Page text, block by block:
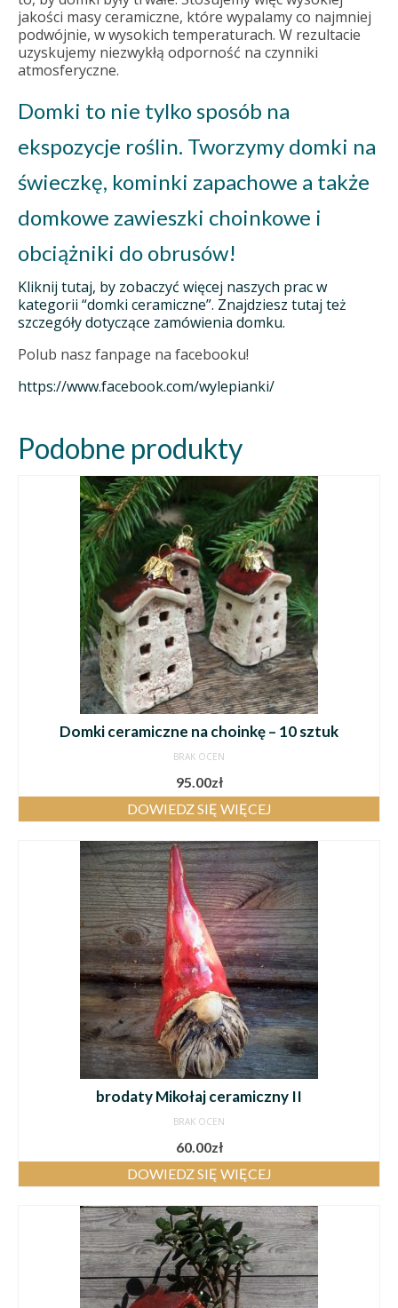
jakości masy ceramiczne, które wypalamy co najmniej
podwójnie, w wysokich temperaturach. W rezultacie
uzyskujemy niezwykłą odporność na czynniki
atmosferyczne.
Domki to nie tylko sposób na
ekspozycje roślin. Tworzymy domki na
świeczkę, kominki zapachowe a także
domkowe zawieszki choinkowe i
obciążniki do obrusów!
Kliknij tutaj, by zobaczyć więcej naszych prac w
kategorii “domki ceramiczne”. Znajdziesz tutaj też
szczegóły dotyczące zamówienia domku.
Polub nasz fanpage na facebooku!
https://www.facebook.com/wylepianki/
Podobne produkty
Domki ceramiczne na choinkę – 10 sztuk
BRAK OCEN
95.00zł
DOWIEDZ SIĘ WIĘCEJ
brodaty Mikołaj ceramiczny II
BRAK OCEN
60.00zł
DOWIEDZ SIĘ WIĘCEJ